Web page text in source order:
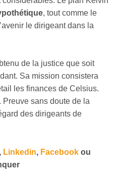
, tout comme le
le dirigeant dans la
de la justice que soit
Sa mission consistera
les finances de Celsius.
. Preuve sans doute de la
des dirigeants de
Linkedin, Facebook ou